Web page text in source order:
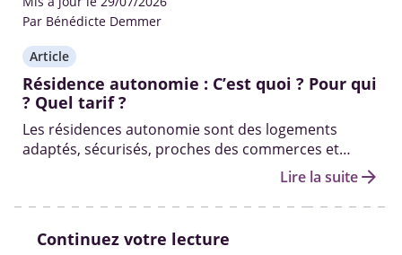
Par Bénédicte Demmer
Article
Résidence autonomie : C’est quoi ? Pour qui
? Quel tarif ?
Les résidences autonomie sont des logements
adaptés, sécurisés, proches des commerces et
transports, pour les personnes âgées autonomes.
Démarches, tarifs et conditions d’éligibilité...
Lire la suitearrow_forward
Continuez votre lecture